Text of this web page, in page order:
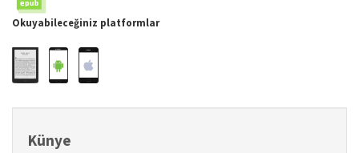
Okuyabileceğiniz platformlar
Künye